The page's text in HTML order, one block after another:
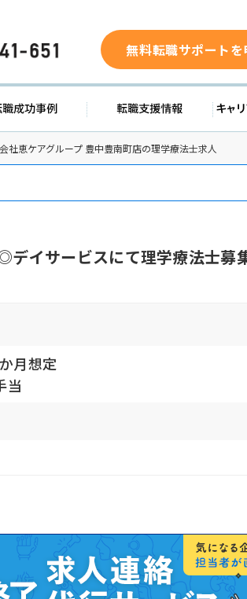
0120-941-651 無料転職サポート
転職成功事例 転職支
社恵ケアグループ 豊中豊南町店の理学療法士求人
イサービスにて理学療法士募
月想定
当